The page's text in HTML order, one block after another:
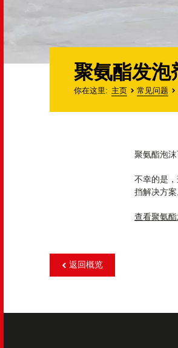
聚氨酯发泡
你在这里 主页 常见问题
聚氨酯泡
不幸的是
挡解决方
查看聚氨
返回概览